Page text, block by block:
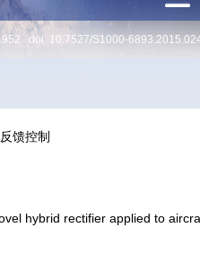
doi: 10.7527/S1000-
馈控制
hybrid rectifier applied to